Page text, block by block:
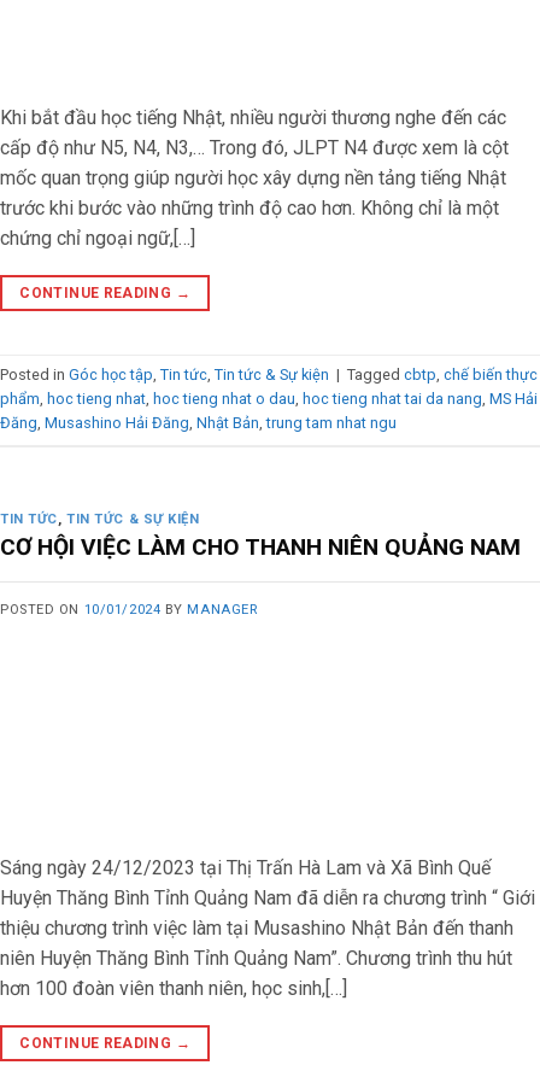
Khi bắt đầu học tiếng Nhật, nhiều người thương nghe đến các
cấp độ như N5, N4, N3,… Trong đó, JLPT N4 được xem là cột
mốc quan trọng giúp người học xây dựng nền tảng tiếng Nhật
trước khi bước vào những trình độ cao hơn. Không chỉ là một
chứng chỉ ngoại ngữ,[…]
CONTINUE READING →
Posted in Góc học tập, Tin tức, Tin tức & Sự kiện | Tagged cbtp, chế biến thực
phẩm, hoc tieng nhat, hoc tieng nhat o dau, hoc tieng nhat tai da nang, MS Hải
Đăng, Musashino Hải Đăng, Nhật Bản,trung tam nhat ngu
TIN TỨC,TIN TỨC & SỰ KIỆN
CƠ HỘI VIỆC LÀM CHO THANH NIÊN QUẢNG NAM
POSTED ON 10/01/2024 BY MANAGER
Sáng ngày 24/12/2023 tại Thị Trấn Hà Lam và Xã Bình Quế
Huyện Thăng Bình Tỉnh Quảng Nam đã diễn ra chương trình “ Giới
thiệu chương trình việc làm tại Musashino Nhật Bản đến thanh
niên Huyện Thăng Bình Tỉnh Quảng Nam”. Chương trình thu hút
hơn 100 đoàn viên thanh niên, học sinh,[…]
CONTINUE READING →